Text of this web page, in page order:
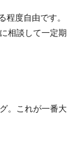
程度自由です。
相談して一定期
。これが一番大